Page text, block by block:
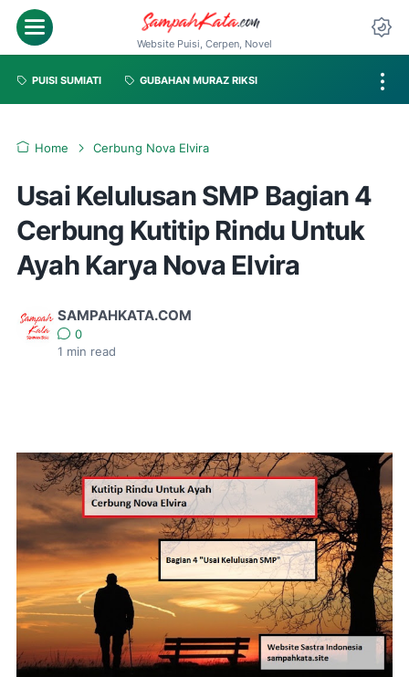
Website Puisi, Cerpen, Novel
PUISI SUMIATI GUBAHAN MURAZ RIKSI
Home Cerbung Nova Elvira
Usai Kelulusan SMP Bagian 4
Cerbung Kutitip Rindu Untuk
Ayah Karya Nova Elvira
SAMPAHKATA.COM
0
1 min read